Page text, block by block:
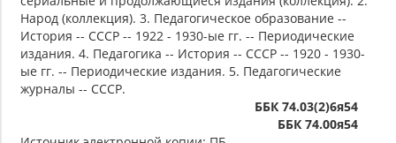
Народ (коллекция). 3. Педагогическое образование --
История -- СССР -- 1922 - 1930-ые гг. -- Периодические
издания. 4. Педагогика -- История -- СССР -- 1920 - 1930-
ые гг. -- Периодические издания. 5. Педагогические
журналы -- СССР.
ББК 74.03(2)6я54
ББК 74.00я54